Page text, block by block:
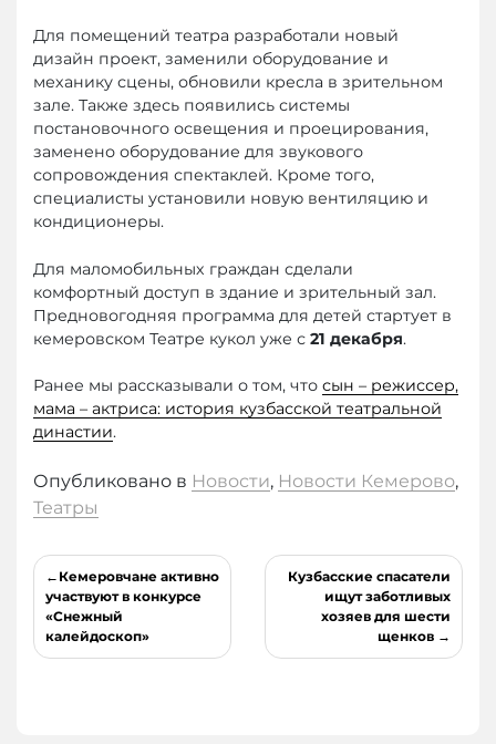
Для помещений театра разработали новый
дизайн проект, заменили оборудование и
механику сцены, обновили кресла в зрительном
зале. Также здесь появились системы
постановочного освещения и проецирования,
заменено оборудование для звукового
сопровождения спектаклей. Кроме того,
специалисты установили новую вентиляцию и
кондиционеры.
Для маломобильных граждан сделали
комфортный доступ в здание и зрительный зал.
Предновогодняя программа для детей стартует в
кемеровском Театре кукол уже с 21 декабря.
Ранее мы рассказывали о том, что сын – режиссер,
мама – актриса: история кузбасской театральной
династии.
Опубликовано в Новости, Новости Кемерово,
Театры
Навигация
по
записям
Кемеровчане активно
участвуют в конкурсе
«Снежный
калейдоскоп»
Кузбасские спасатели
ищут заботливых
хозяев для шести
щенков